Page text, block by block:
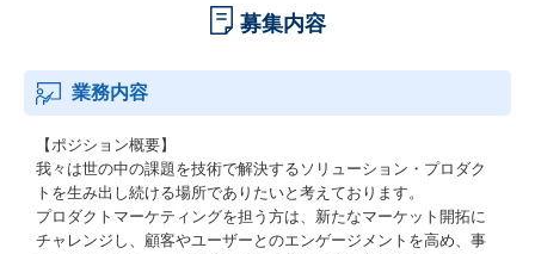
募集内容
業務内容
【ポジション概要】
我々は世の中の課題を技術で解決するソリューション・プロダク
トを生み出し続ける場所でありたいと考えております。
プロダクトマーケティングを担う方は、新たなマーケット開拓に
チャレンジし、顧客やユーザーとのエンゲージメントを高め、事